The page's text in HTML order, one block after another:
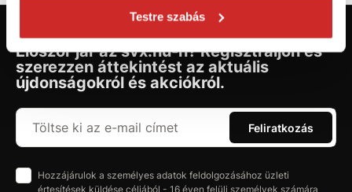
Testre szabás
Először jár az svx.hu-n? Regisztráljon és
szerezzen áttekintést az aktuális
újdonságokról és akciókról.
Feliratkozás
Hozzájárulok a személyes adatok feldolgozásához üzleti
értesítések küldése céljából - 16 éven felüli személyek számára